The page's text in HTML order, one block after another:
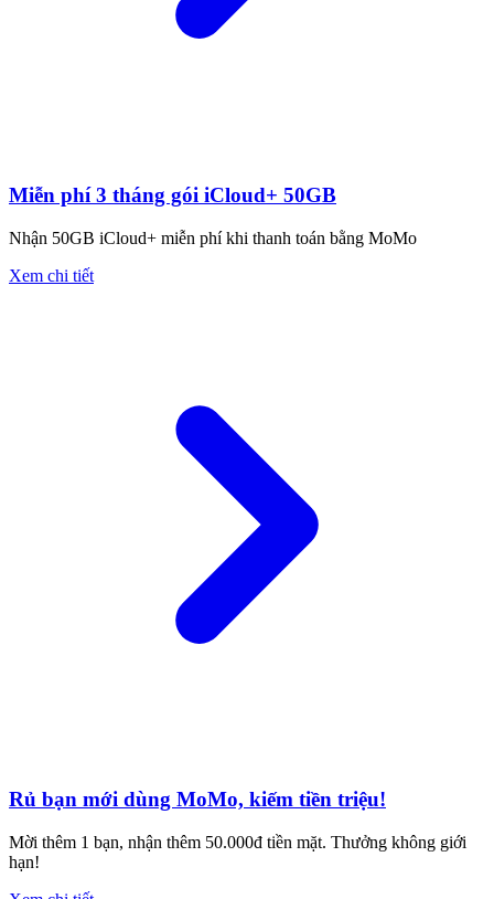
Miễn phí 3 tháng gói iCloud+ 50GB
Nhận 50GB iCloud+ miễn phí khi thanh toán bằng MoMo
Xem chi tiết
Rủ bạn mới dùng MoMo, kiếm tiền triệu!
Mời thêm 1 bạn, nhận thêm 50.000đ tiền mặt. Thưởng không giới
hạn!